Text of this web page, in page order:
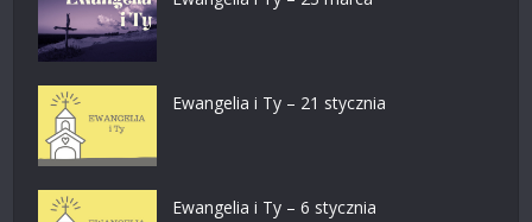
Ewangelia i Ty – 21 stycznia
Ewangelia i Ty – 6 stycznia